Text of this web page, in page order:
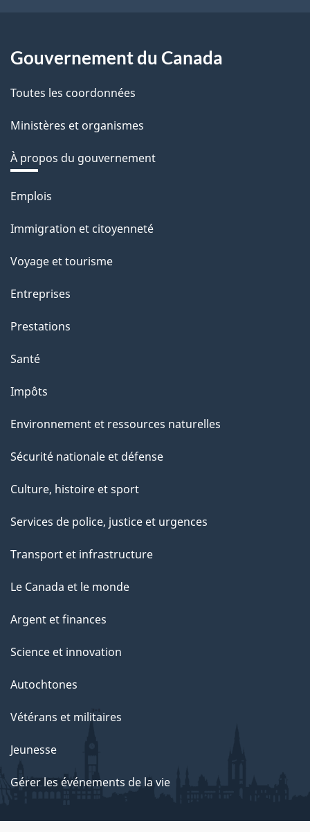
Gouvernement du Canada
Toutes les coordonnées
Ministères et organismes
À propos du gouvernement
Thèmes
sujets
Emplois
Immigration et citoyenneté
Voyage et tourisme
Entreprises
Prestations
Santé
Impôts
Environnement et ressources naturelles
Sécurité nationale et défense
Culture, histoire et sport
Services de police, justice et urgences
Transport et infrastructure
Le Canada et le monde
Argent et finances
Science et innovation
Autochtones
Vétérans et militaires
Jeunesse
Gérer les événements de la vie